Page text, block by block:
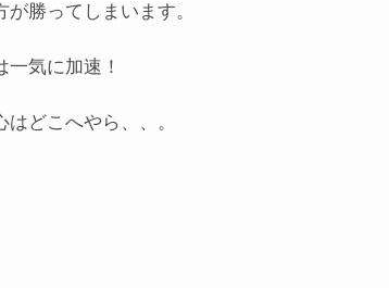
勝ってしまいます。
気に加速！
どこへやら、、。